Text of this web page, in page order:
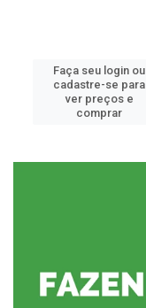
Faça seu login ou
cadastre-se para
ver preços e
comprar